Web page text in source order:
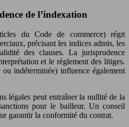
de l’indexation
du Code de commerce) régit
précisant les indices admis, les
des clauses. La jurisprudence
et le règlement des litiges.
indéterminée) influence également
légales peut entraîner la nullité de la
pour le bailleur. Un conseil
garantir la conformité du contrat.